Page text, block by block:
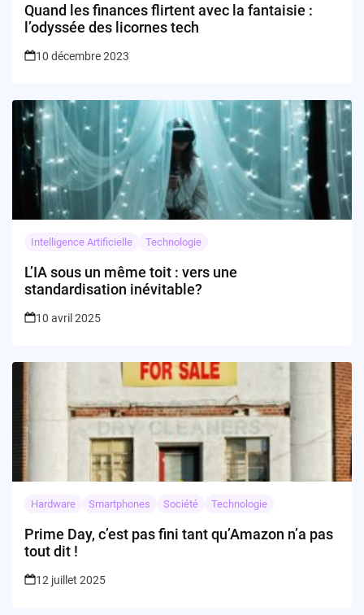
Quand les finances flirtent avec la fantaisie :
l’odyssée des licornes tech
10 décembre 2023
Intelligence Artificielle Technologie
L’IA sous un même toit : vers une
standardisation inévitable?
10 avril 2025
Hardware Smartphones Société Technologie
Prime Day, c’est pas fini tant qu’Amazon n’a pas
tout dit !
12 juillet 2025